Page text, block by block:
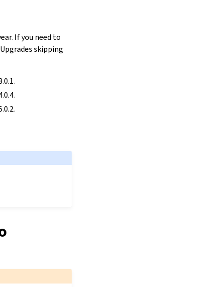
If you need to
skipping